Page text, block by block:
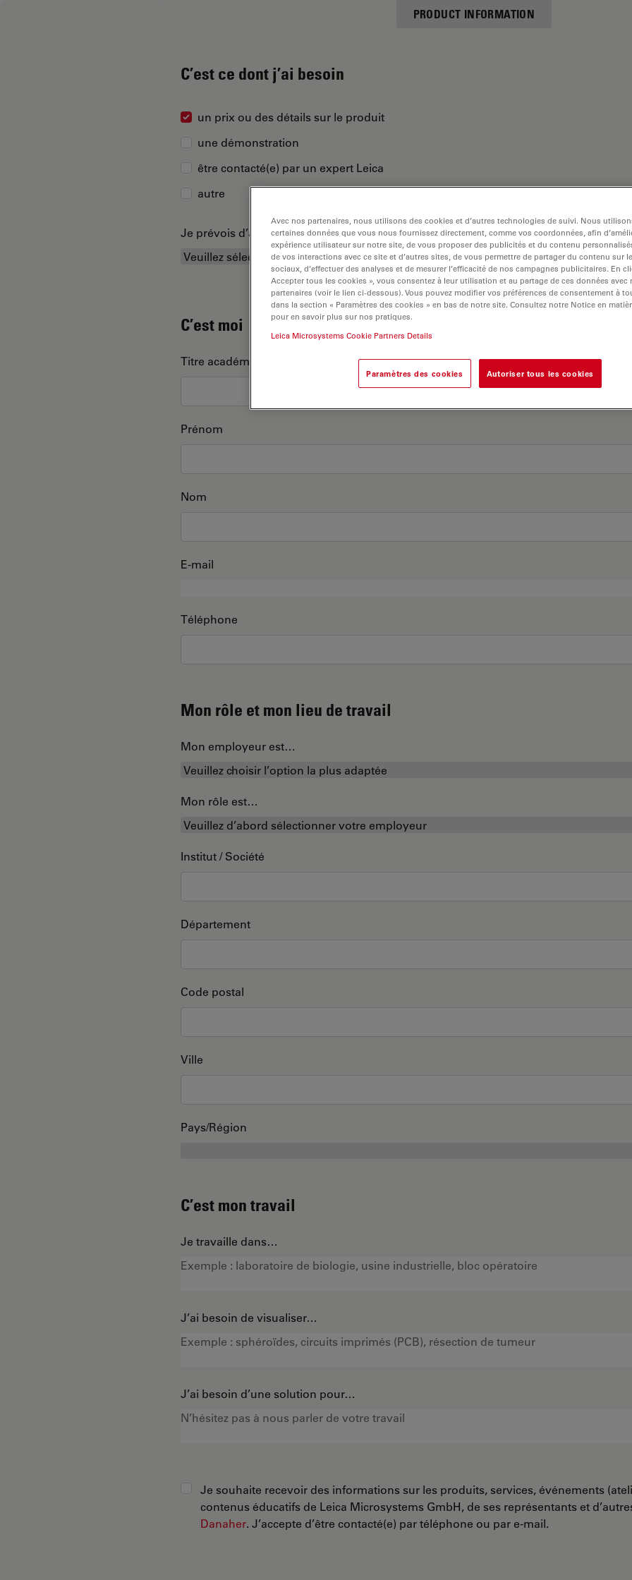
PRODUCT INFORMATION
C’est ce dont j’ai besoin
un prix ou des détails sur le produit
une démonstration
être contacté(e) par un expert Leica
autre
Je prévois d’acheter…
C’est moi
Titre académique
Prénom
Nom
E-mail
Téléphone
Mon rôle et mon lieu de travail
Mon employeur est…
Mon rôle est…
Institut / Société
Département
Code postal
Ville
Pays/Région
C’est mon travail
Je travaille dans…
J’ai besoin de visualiser…
J’ai besoin d’une solution pour…
Je souhaite recevoir des informations sur les produits, services, événements
contenus éducatifs de Leica Microsystems GmbH, de ses représentants et
Danaher. J’accepte d’être contacté(e) par téléphone ou par e-mail.
Avec nos partenaires, nous utilisons des cookies et d’autres technologies de suivi. Nous
certaines données que vous nous fournissez directement, comme vos coordonnées, afin
expérience utilisateur sur notre site, de vous proposer des publicités et du contenu
de vos interactions avec ce site et d’autres sites, de vous permettre de partager du contenu sur
sociaux, d’effectuer des analyses et de mesurer l’efficacité de nos campagnes publicitaires. En
Accepter tous les cookies », vous consentez à leur utilisation et au partage de ces données avec
partenaires (voir le lien ci-dessous). Vous pouvez modifier vos préférences de consentement à
dans la section « Paramètres des cookies » en bas de notre site. Consultez notre Notice en
pour en savoir plus sur nos pratiques.
Leica Microsystems Cookie Partners Details
Paramètres des cookies Autoriser tous les cookies